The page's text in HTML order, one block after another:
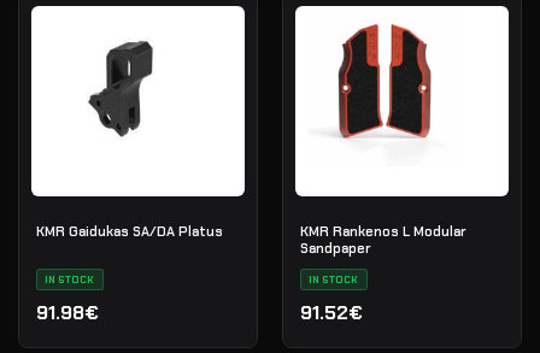
KMR Gaidukas SA/DA Platus
IN STOCK
91.98€
KMR Rankenos L Modular
Sandpaper
IN STOCK
91.52€